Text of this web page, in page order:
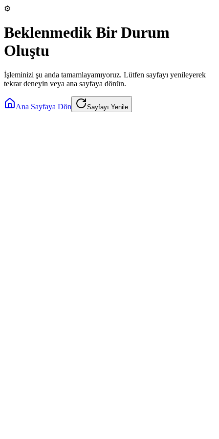
⚙️
Beklenmedik Bir Durum
Oluştu
İşleminizi şu anda tamamlayamıyoruz. Lütfen sayfayı yenileyerek
tekrar deneyin veya ana sayfaya dönün.
Ana Sayfaya Dön Sayfayı Yenile